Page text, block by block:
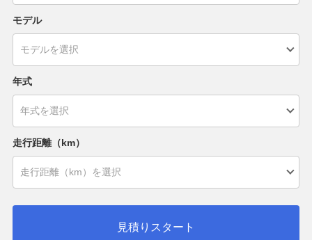
モデル
年式
走行距離（km）
見積りスタート